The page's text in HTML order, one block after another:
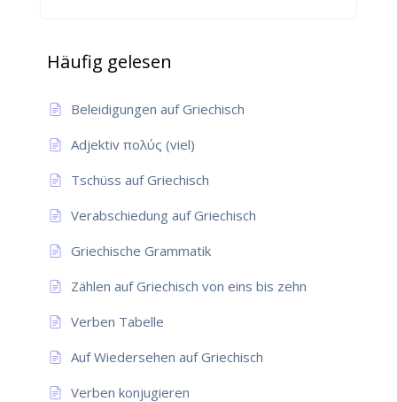
Häufig gelesen
Beleidigungen auf Griechisch
Adjektiv πολύς (viel)
Tschüss auf Griechisch
Verabschiedung auf Griechisch
Griechische Grammatik
Zählen auf Griechisch von eins bis zehn
Verben Tabelle
Auf Wiedersehen auf Griechisch
Verben konjugieren